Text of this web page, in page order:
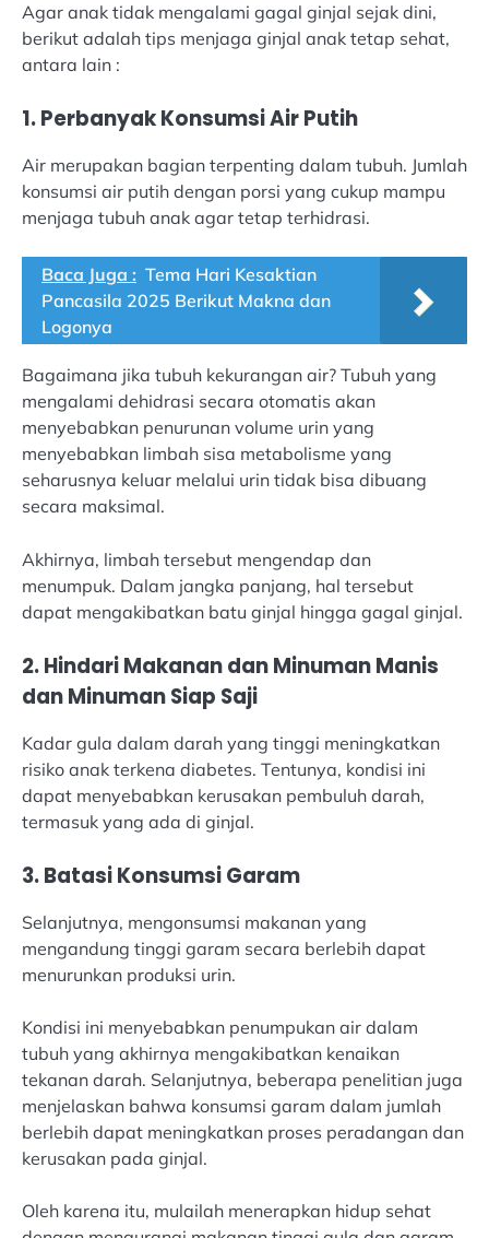
Agar anak tidak mengalami gagal ginjal sejak dini,
berikut adalah tips menjaga ginjal anak tetap sehat,
antara lain :
1. Perbanyak Konsumsi Air Putih
Air merupakan bagian terpenting dalam tubuh. Jumlah
konsumsi air putih dengan porsi yang cukup mampu
menjaga tubuh anak agar tetap terhidrasi.
Baca Juga : Tema Hari Kesaktian
Pancasila 2025 Berikut Makna dan
Logonya
Bagaimana jika tubuh kekurangan air? Tubuh yang
mengalami dehidrasi secara otomatis akan
menyebabkan penurunan volume urin yang
menyebabkan limbah sisa metabolisme yang
seharusnya keluar melalui urin tidak bisa dibuang
secara maksimal.
Akhirnya, limbah tersebut mengendap dan
menumpuk. Dalam jangka panjang, hal tersebut
dapat mengakibatkan batu ginjal hingga gagal ginjal.
2. Hindari Makanan dan Minuman Manis
dan Minuman Siap Saji
Kadar gula dalam darah yang tinggi meningkatkan
risiko anak terkena diabetes. Tentunya, kondisi ini
dapat menyebabkan kerusakan pembuluh darah,
termasuk yang ada di ginjal.
3. Batasi Konsumsi Garam
Selanjutnya, mengonsumsi makanan yang
mengandung tinggi garam secara berlebih dapat
menurunkan produksi urin.
Kondisi ini menyebabkan penumpukan air dalam
tubuh yang akhirnya mengakibatkan kenaikan
tekanan darah. Selanjutnya, beberapa penelitian juga
menjelaskan bahwa konsumsi garam dalam jumlah
berlebih dapat meningkatkan proses peradangan dan
kerusakan pada ginjal.
Oleh karena itu, mulailah menerapkan hidup sehat